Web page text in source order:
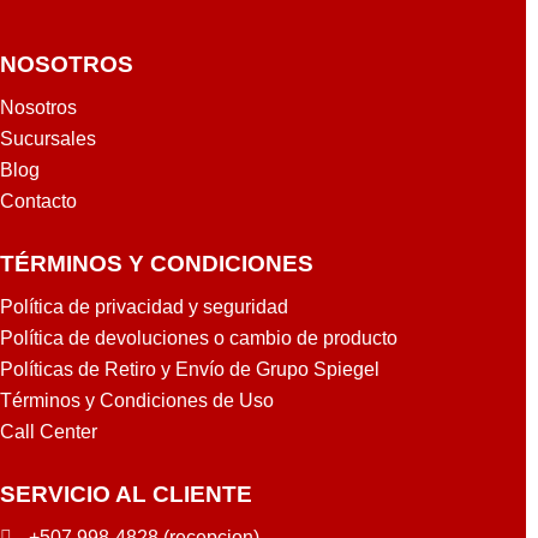
NOSOTROS
Nosotros
Sucursales
Blog
Contacto
TÉRMINOS Y CONDICIONES
Política de privacidad y seguridad
Política de devoluciones o cambio de producto
Políticas de Retiro y Envío de Grupo Spiegel
Términos y Condiciones de Uso
Call Center
SERVICIO AL CLIENTE